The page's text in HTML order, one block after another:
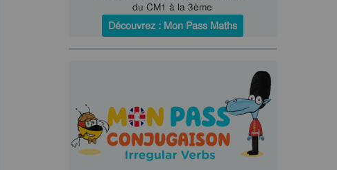
du CM1 à la 3ème
Découvrez : Mon Pass Maths